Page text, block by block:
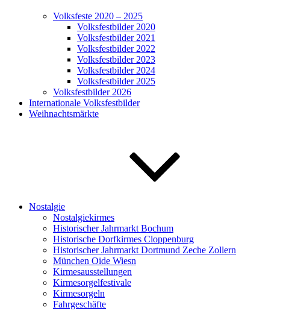
Volksfeste 2020 – 2025
Volksfestbilder 2020
Volksfestbilder 2021
Volksfestbilder 2022
Volksfestbilder 2023
Volksfestbilder 2024
Volksfestbilder 2025
Volksfestbilder 2026
Internationale Volksfestbilder
Weihnachtsmärkte
Nostalgie
Nostalgiekirmes
Historischer Jahrmarkt Bochum
Historische Dorfkirmes Cloppenburg
Historischer Jahrmarkt Dortmund Zeche Zollern
München Oide Wiesn
Kirmesausstellungen
Kirmesorgelfestivale
Kirmesorgeln
Fahrgeschäfte